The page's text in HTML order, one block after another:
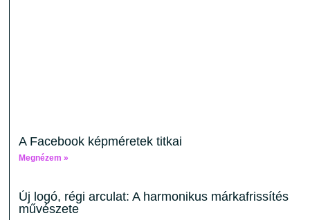
A Facebook képméretek titkai
Megnézem »
Új logó, régi arculat: A harmonikus márkafrissítés
művészete